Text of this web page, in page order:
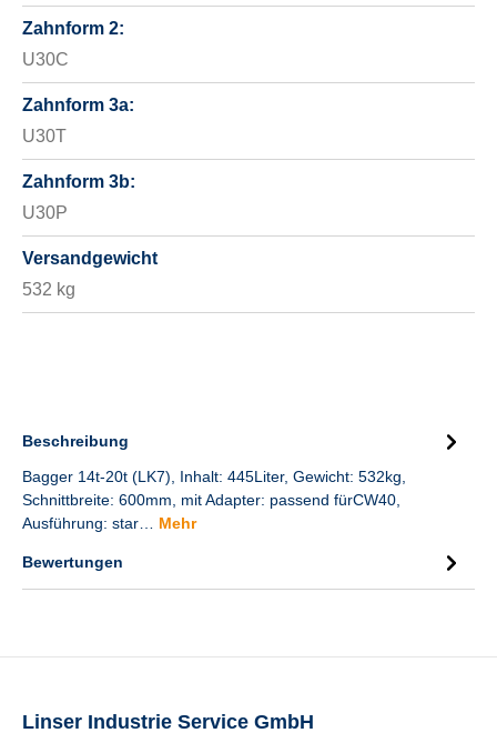
Zahnform 2:
U30C
Zahnform 3a:
U30T
Zahnform 3b:
U30P
Versandgewicht
532 kg
Beschreibung
Bagger 14t-20t (LK7), Inhalt: 445Liter, Gewicht: 532kg,
Schnittbreite: 600mm, mit Adapter: passend fürCW40,
Ausführung: star… Mehr
Bewertungen
Linser Industrie Service GmbH